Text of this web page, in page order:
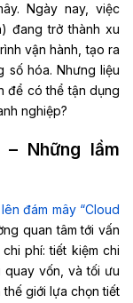
Ngày nay, việc
đang trở thành xu
vận hành, tạo ra
số hóa. Nhưng liệu
để có thể tận dụng
nghiệp?
Những lầm
đám mây “Cloud
quan tâm tới vấn
phí: tiết kiệm chi
quay vốn, và tối ưu
giới lựa chọn tiết